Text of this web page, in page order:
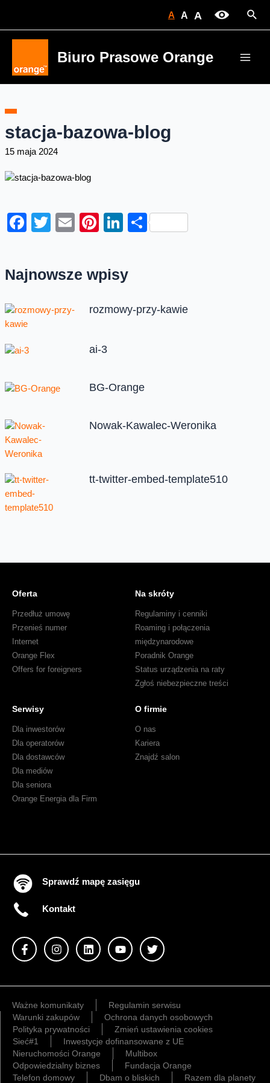
A A A
Biuro Prasowe Orange
stacja-bazowa-blog
15 maja 2024
Facebook
Twitter
EmailPinterest
LinkedIn
Share
Najnowsze wpisy
rozmowy-przy-kawie
ai-3
BG-Orange
Nowak-Kawalec-Weronika
tt-twitter-embed-template510
Oferta
Przedłuż umowę
Przenieś numer
Internet
Orange Flex
Offers for foreigners
Na skróty
Regulaminy i cenniki
Roaming i połączenia
międzynarodowe
Poradnik Orange
Status urządzenia na raty
Zgłoś niebezpieczne treści
Serwisy
Dla inwestorów
Dla operatorów
Dla dostawców
Dla mediów
Dla seniora
Orange Energia dla Firm
O firmie
O nas
Kariera
Znajdź salon
Sprawdź mapę zasięgu
Kontakt
Ważne komunikaty
Regulamin serwisu
Warunki zakupów
Ochrona danych osobowych
Polityka prywatności
Zmień ustawienia cookies
Sieć#1
Inwestycje dofinansowane z UE
Nieruchomości Orange
Multibox
Odpowiedzialny biznes
Fundacja Orange
Telefon domowy
Dbam o bliskich Razem dla planety